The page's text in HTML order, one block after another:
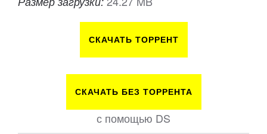
СКАЧАТЬ ТОРРЕНТ
СКАЧАТЬ БЕЗ ТОРРЕНТА
с помощью DS